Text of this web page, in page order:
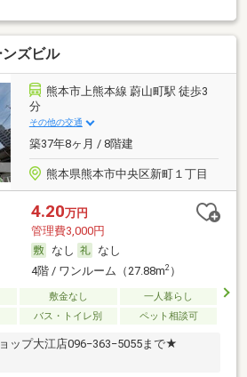
ズビル
熊本市上熊本線 蔚山町駅 徒歩3
分
その他の交通
築37年8ヶ月 / 8階建
熊本県熊本市中央区新町１丁目
4.20万円
管理費3,000円
なし
なし
4階 / ワンルーム（27.88m2）
敷金なし
一人暮らし
バス・トイレ別 ペット相談可
ップ大江店096−363−5055まで★